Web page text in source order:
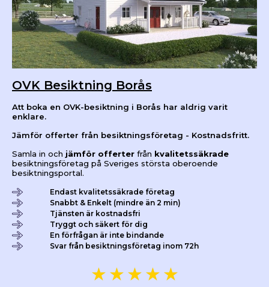
OVK Besiktning Borås
Att boka en OVK-besiktning i Borås har aldrig varit
enklare.
Jämför offerter från besiktningsföretag - Kostnadsfritt.
Samla in och jämför offerter från kvalitetssäkrade
besiktningsföretag på Sveriges största oberoende
besiktningsportal.
Endast kvalitetssäkrade företag
Snabbt & Enkelt (mindre än 2 min)
Tjänsten är kostnadsfri
Tryggt och säkert för dig
En förfrågan är inte bindande
Svar från besiktningsföretag inom 72h
★ ★ ★ ★ ★